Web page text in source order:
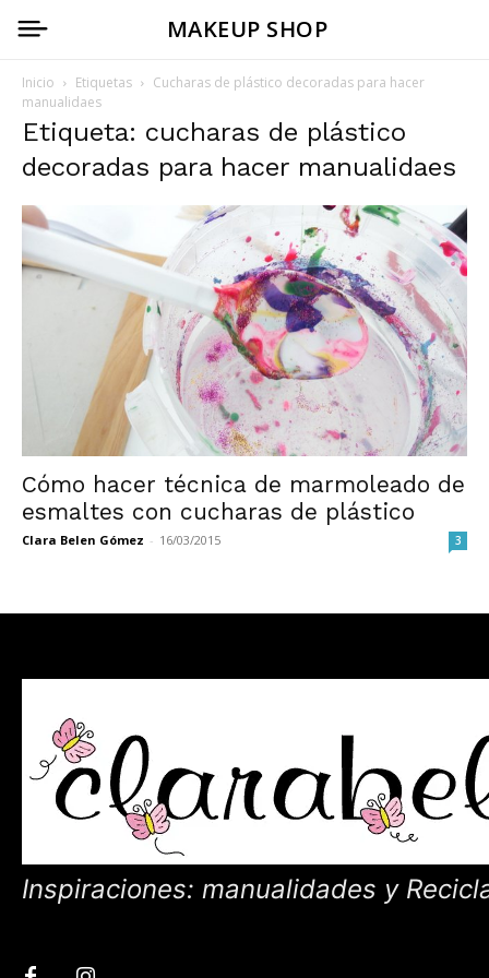
MAKEUP SHOP
Inicio Etiquetas
Cucharas de plástico decoradas para hacer
manualidaes
Etiqueta: cucharas de plástico
decoradas para hacer manualidaes
Cómo hacer técnica de marmoleado de
esmaltes con cucharas de plástico
Clara Belen Gómez - 16/03/2015 3
Inspiraciones: manualidades y